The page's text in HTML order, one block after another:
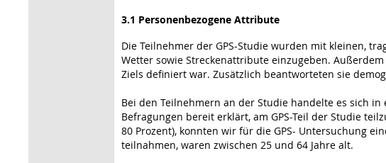
3.1 Personenbezogene Attribute
Die Teilnehmer der GPS-Studie wurden mit kleinen,
Wetter sowie Streckenattribute einzugeben.
Ziels definiert war. Zusätzlich beantworteten sie
Bei den Teilnehmern an der Studie handelte es sich
Befragungen bereit erklärt, am GPS-Teil der Studie
80 Prozent), konnten wir für die GPS- Untersuchung
teilnahmen, waren zwischen 25 und 64 Jahre alt.